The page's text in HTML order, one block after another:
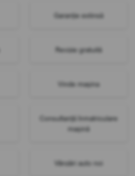
Garanție extinsă
Revizie gratuită
Vinde mașina
Consultanță înmatriculare
mașină
Vânzări auto noi